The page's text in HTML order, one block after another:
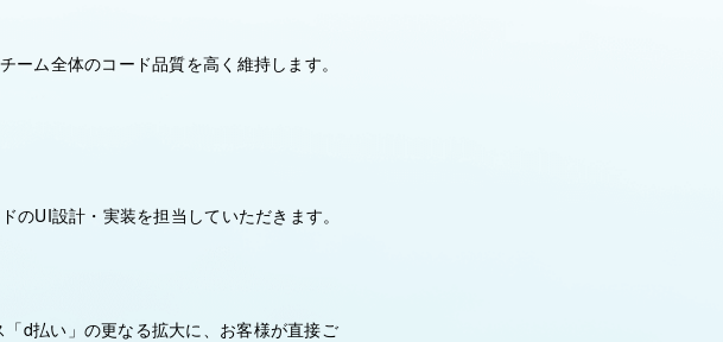
ム全体のコード品質を高く維持します。
のUI設計・実装を担当していただきます。
d払い」の更なる拡大に、お客様が直接ご